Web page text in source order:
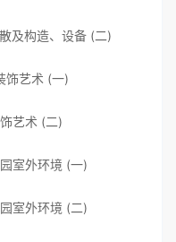
及构造、设备 (二)
饰艺术 (一)
艺术 (二)
室外环境 (一)
室外环境 (二)